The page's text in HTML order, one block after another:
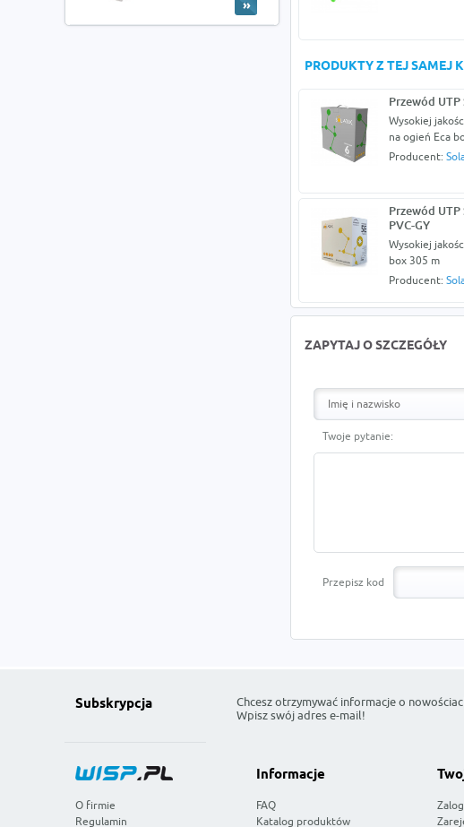
PRODUKTY Z TEJ SAMEJ
Przewód UTP
Wysokiej
na ogień Eca
Producent:
Przewód UTP
PVC-GY
Wysokiej
box 305 m
Producent:
ZAPYTAJ O SZCZEGÓŁY
Twoje pytanie:
Przepisz kod
Subskrypcja
Chcesz otrzymywać informacje o
Wpisz swój adres e-mail!
O firmie
Regulamin
Informacje
FAQ
Katalog produktów